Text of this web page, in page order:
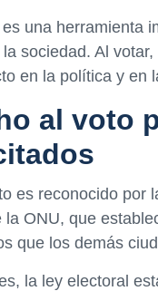
una herramienta
sociedad. Al
en la política y en
al voto
es reconocido por
la ONU, que
que los demás
la ley electoral